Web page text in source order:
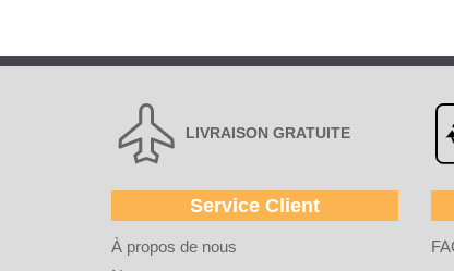
LIVRAISON GRATUITE
Service Client
À propos de nous